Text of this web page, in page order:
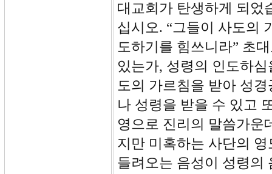
대교회가 탄생하게 되었
십시오. “그들이 사도의
도하기를 힘쓰니라” 초
있는가, 성령의 인도하
도의 가르침을 받아 성
나 성령을 받을 수 있고
영으로 진리의 말씀가운
지만 미혹하는 사단의
들려오는 음성이 성령의